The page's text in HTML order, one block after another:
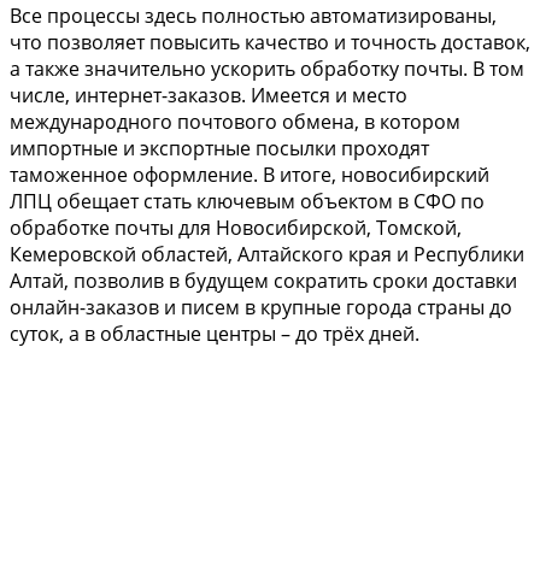
Все процессы здесь полностью автоматизированы,
что позволяет повысить качество и точность доставок,
а также значительно ускорить обработку почты. В том
числе, интернет-заказов. Имеется и место
международного почтового обмена, в котором
импортные и экспортные посылки проходят
таможенное оформление. В итоге, новосибирский
ЛПЦ обещает стать ключевым объектом в СФО по
обработке почты для Новосибирской, Томской,
Кемеровской областей, Алтайского края и Республики
Алтай, позволив в будущем сократить сроки доставки
онлайн-заказов и писем в крупные города страны до
суток, а в областные центры – до трёх дней.